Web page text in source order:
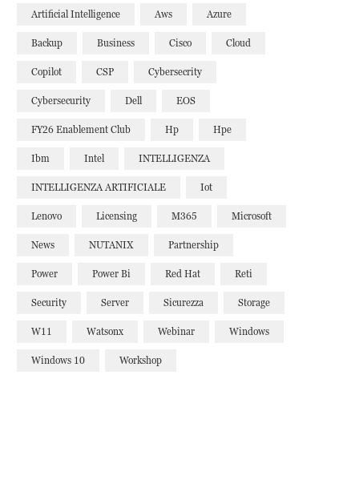
Artificial Intelligence Aws Azure
Backup Business Cisco Cloud
Copilot CSP Cybersecrity
Cybersecurity Dell EOS
FY26 Enablement Club Hp Hpe
Ibm Intel INTELLIGENZA
INTELLIGENZA ARTIFICIALE Iot
Lenovo Licensing M365 Microsoft
News NUTANIX Partnership
Power Power Bi Red Hat Reti
Security Server Sicurezza Storage
W11 Watsonx Webinar Windows
Windows 10 Workshop